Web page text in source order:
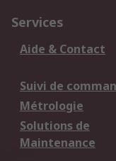
Services
Aide & Contact
Suivi de
Métrologie
Solutions de
Maintenance